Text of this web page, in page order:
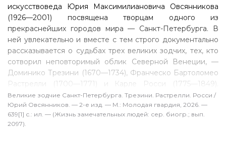
искусствоведа Юрия Максимилиановича Овсянникова
(1926—2001) посвящена творцам одного из
прекраснейших городов мира — Санкт-Петербурга. В
ней увлекательно и вместе с тем строго документально
рассказывается о судьбах трех великих зодчих, тех, кто
сотворил неповторимый облик Северной Венеции, —
Доминико Трезини (1670—1734), Франческо Бартоломео
Растрелли (1700—1771) и Карле Росси (1775—1849).
Построенные ими замечательные здания и ансамбли —
Петропавловская крепость, Смольный собор, Зимний
дворец, Михайловский дворец (ныне Русский музей),
Александринский театр, здания Сената и Синода — не
Великие зодчие Санкт-Петербурга. Трезини. Растрелли. Росси /
Юрий Овсянников. — 2-е изд. — М.: Молодая гвардия, 2026. —
639[1] с.: ил. — (Жизнь замечательных людей: сер. биогр.; вып.
2097).